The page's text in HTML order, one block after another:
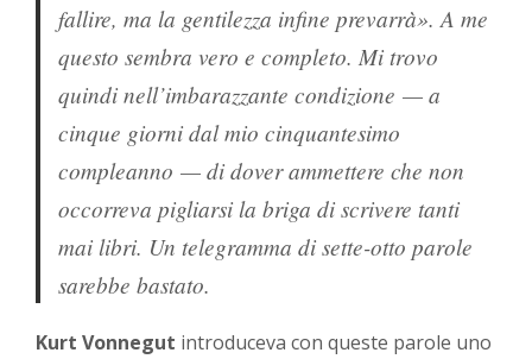
fallire, ma la gentilezza infine prevarrà». A me
questo sembra vero e completo. Mi trovo
quindi nell’imbarazzante condizione — a
cinque giorni dal mio cinquantesimo
compleanno — di dover ammettere che non
occorreva pigliarsi la briga di scrivere tanti
mai libri. Un telegramma di sette-otto parole
sarebbe bastato.
Kurt Vonnegut introduceva con queste parole uno